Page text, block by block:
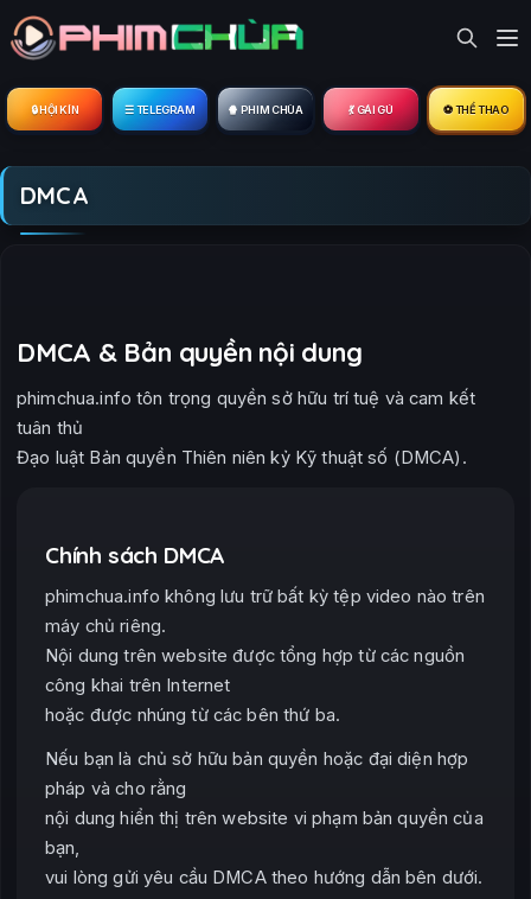
🔒︎ HỘI KÍN ☰ TELEGRAM 🍿 PHIM CHÙA 💃 GÁI GÚ ⚽ THỂ THAO
DMCA
DMCA & Bản quyền nội dung
phimchua.info tôn trọng quyền sở hữu trí tuệ và cam kết
tuân thủ
Đạo luật Bản quyền Thiên niên kỷ Kỹ thuật số (DMCA).
Chính sách DMCA
phimchua.info không lưu trữ bất kỳ tệp video nào trên
máy chủ riêng.
Nội dung trên website được tổng hợp từ các nguồn
công khai trên Internet
hoặc được nhúng từ các bên thứ ba.
Nếu bạn là chủ sở hữu bản quyền hoặc đại diện hợp
pháp và cho rằng
nội dung hiển thị trên website vi phạm bản quyền của
bạn,
vui lòng gửi yêu cầu DMCA theo hướng dẫn bên dưới.